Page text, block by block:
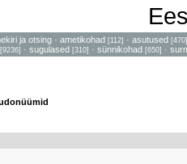
ja otsing · ametikohad [112] · asutused [470]
[9236] · sugulased [310] · sünnikohad [650] ·